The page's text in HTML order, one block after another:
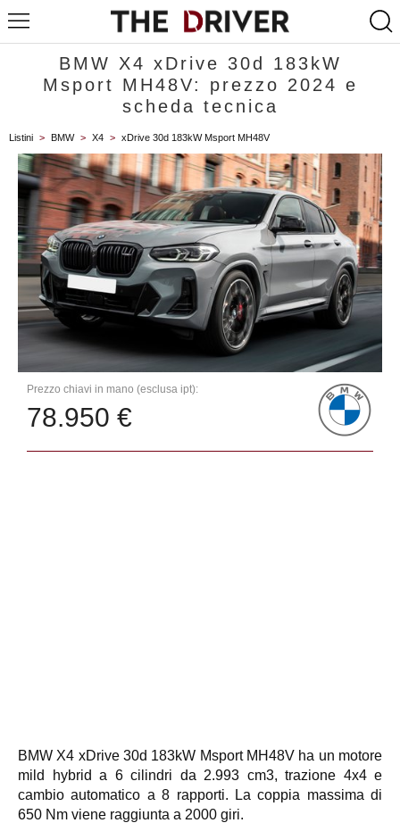
BMW X4 xDrive 30d 183kW
Msport MH48V: prezzo 2024 e
scheda tecnica
Listini > BMW > X4 > xDrive 30d 183kW Msport MH48V
Prezzo chiavi in mano (esclusa ipt):
78.950 €
BMW X4 xDrive 30d 183kW Msport MH48V ha un motore
mild hybrid a 6 cilindri da 2.993 cm3, trazione 4x4 e
cambio automatico a 8 rapporti. La coppia massima di
650 Nm viene raggiunta a 2000 giri.